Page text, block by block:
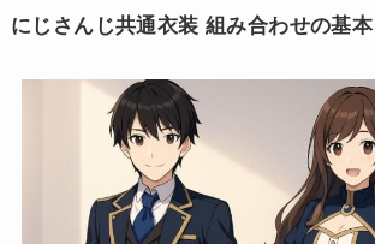
にじさんじ共通衣装 組み合わせの基本